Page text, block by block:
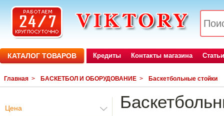
КАТАЛОГ ТОВАРОВ Кредиты Контакты магазина Статьи
Главная > БАСКЕТБОЛ И ОБОРУДОВАНИЕ > Баскетбольные стойки
Цена